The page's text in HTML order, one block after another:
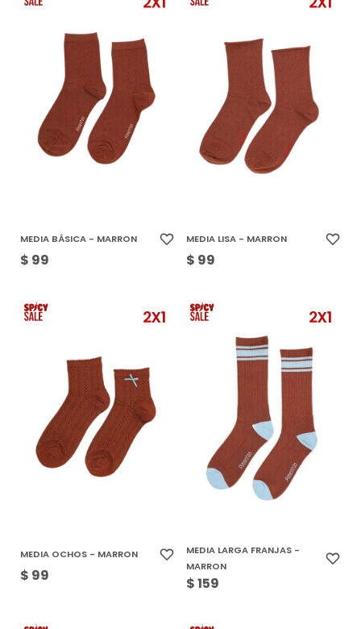
MEDIA BÁSICA - MARRON
$ 99
MEDIA LISA - MARRON
$ 99
MEDIA OCHOS - MARRON
$ 99
MEDIA LARGA FRANJAS -
MARRON
$159